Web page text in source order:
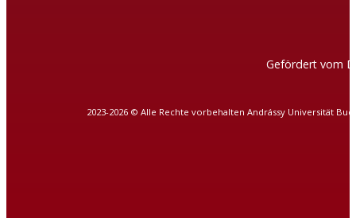
Gefördert vom
2023-2026 © Alle Rechte vorbehalten Andrássy Universität